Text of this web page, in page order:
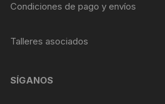
Condiciones de pago y envíos
Talleres asociados
SÍGANOS